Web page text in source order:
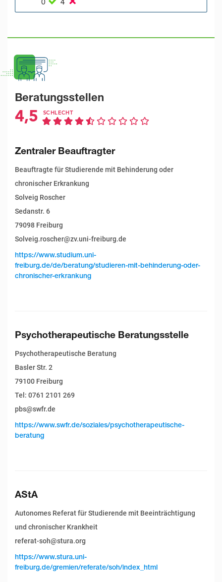
Beratungsstellen
4,5 SCHLECHT
Zentraler Beauftragter
Beauftragte für Studierende mit Behinderung oder
chronischer Erkrankung
Solveig Roscher
Sedanstr. 6
79098 Freiburg
Solveig.roscher@zv.uni-freiburg.de
https://www.studium.uni-
freiburg.de/de/beratung/studieren-mit-behinderung-oder-
chronischer-erkrankung
Psychotherapeutische Beratungsstelle
Psychotherapeutische Beratung
Basler Str. 2
79100 Freiburg
Tel: 0761 2101 269
pbs@swfr.de
https://www.swfr.de/soziales/psychotherapeutische-
beratung
AStA
Autonomes Referat für Studierende mit Beeinträchtigung
und chronischer Krankheit
referat-soh@stura.org
https://www.stura.uni-
freiburg.de/gremien/referate/soh/index_html